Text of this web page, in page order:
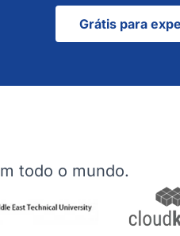
Grátis para
todo o mundo.